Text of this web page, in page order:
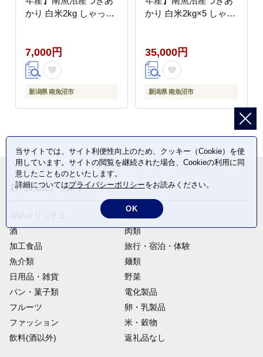
かり 白米2kg しゃっき
ンド米 精米 新之助 魚
沼産 新潟米 産地直送
お米 米 こめ コメ ご飯
御飯 ごはん】
7,000円
新潟県 南魚沼市
かり 白米2kg×5 しゃっ
ランド米 精米 新之助
魚沼産 新潟米 産地直送
お米 米 こめ コメ ご飯
御飯 ごはん】
35,000円
新潟県 南魚沼市
お礼の品から探す
酒
肉類
加工食品
旅行・宿泊・体験
魚介類
麺類
日用品・雑貨
野菜
パン・菓子類
電化製品
フルーツ
卵・乳製品
ファッション
米・穀物
飲料(酒以外)
返礼品なし
当サイトでは、サイト利便性向上のため、クッキー（Cookie）を使
用しています。サイトの閲覧を継続された場合、Cookieの利用に同
意したことものといたします。
詳細についてはプライバシーポリシーをお読みください。
OK